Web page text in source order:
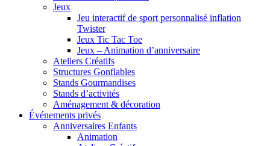
Jeux
Jeu interactif de sport personnalisé inflation
Twister
Jeux Tic Tac Toe
Jeux – Animation d’anniversaire
Ateliers Créatifs
Structures Gonflables
Stands Gourmandises
Stands d’activités
Aménagement & décoration
Événements privés
Anniversaires Enfants
Animation